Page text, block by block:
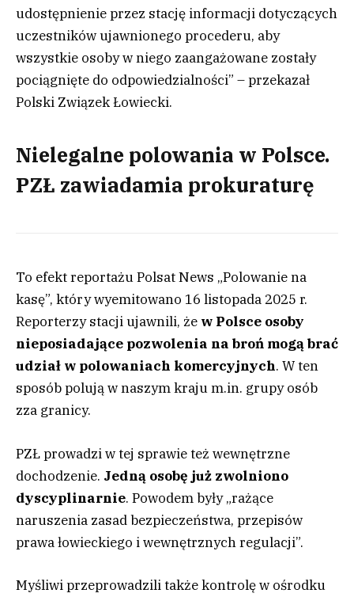
udostępnienie przez stację informacji dotyczących
uczestników ujawnionego procederu, aby
wszystkie osoby w niego zaangażowane zostały
pociągnięte do odpowiedzialności” – przekazał
Polski Związek Łowiecki.
Nielegalne polowania w Polsce.
PZŁ zawiadamia prokuraturę
To efekt reportażu Polsat News „Polowanie na
kasę”, który wyemitowano 16 listopada 2025 r.
Reporterzy stacji ujawnili, że w Polsce osoby
nieposiadające pozwolenia na broń mogą brać
udział w polowaniach komercyjnych. W ten
sposób polują w naszym kraju m.in. grupy osób
zza granicy.
PZŁ prowadzi w tej sprawie też wewnętrzne
dochodzenie. Jedną osobę już zwolniono
dyscyplinarnie. Powodem były „rażące
naruszenia zasad bezpieczeństwa, przepisów
prawa łowieckiego i wewnętrznych regulacji”.
Myśliwi przeprowadzili także kontrolę w ośrodku